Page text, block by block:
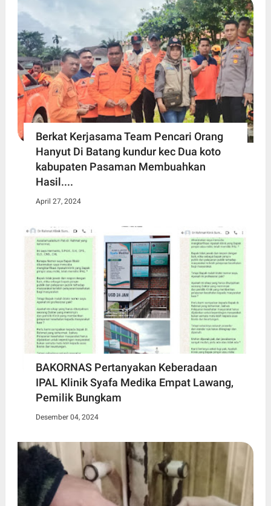
Berkat Kerjasama Team Pencari Orang
Hanyut Di Batang kundur kec Dua koto
kabupaten Pasaman Membuahkan
Hasil....
April 27, 2024
BAKORNAS Pertanyakan Keberadaan
IPAL Klinik Syafa Medika Empat Lawang,
Pemilik Bungkam
Desember 04, 2024